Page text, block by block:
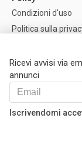
Ricevi avvisi via
annunci
Iscrivendomi
Condizioni d'uso
Politica sulla
Impostazioni dei
Help
FAQ
I Nostri Partner